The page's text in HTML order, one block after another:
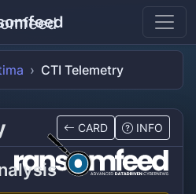
CTI Telemetry
CARD INFO